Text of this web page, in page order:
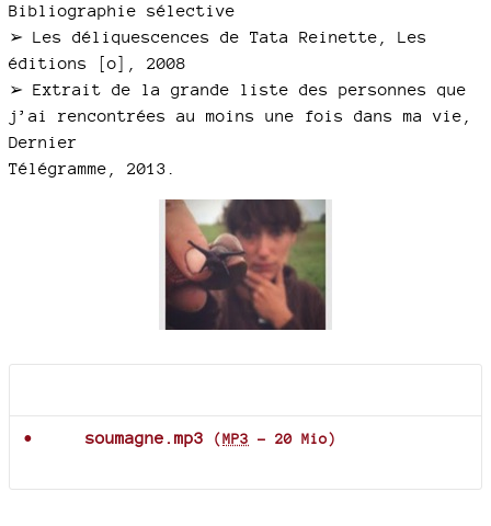
Bibliographie sélective
➢ Les déliquescences de Tata Reinette, Les
éditions [o], 2008
➢ Extrait de la grande liste des personnes que
j’ai rencontrées au moins une fois dans ma vie,
Dernier
Télégramme, 2013.
soumagne.mp3 (MP3 - 20 Mio)